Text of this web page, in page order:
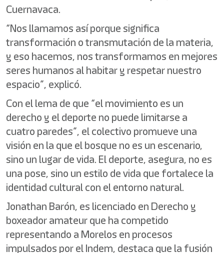
Cuernavaca.
“Nos llamamos así porque significa
transformación o transmutación de la materia,
y eso hacemos, nos transformamos en mejores
seres humanos al habitar y respetar nuestro
espacio”, explicó.
Con el lema de que “el movimiento es un
derecho y el deporte no puede limitarse a
cuatro paredes”, el colectivo promueve una
visión en la que el bosque no es un escenario,
sino un lugar de vida. El deporte, asegura, no es
una pose, sino un estilo de vida que fortalece la
identidad cultural con el entorno natural.
Jonathan Barón, es licenciado en Derecho y
boxeador amateur que ha competido
representando a Morelos en procesos
impulsados por el Indem, destaca que la fusión